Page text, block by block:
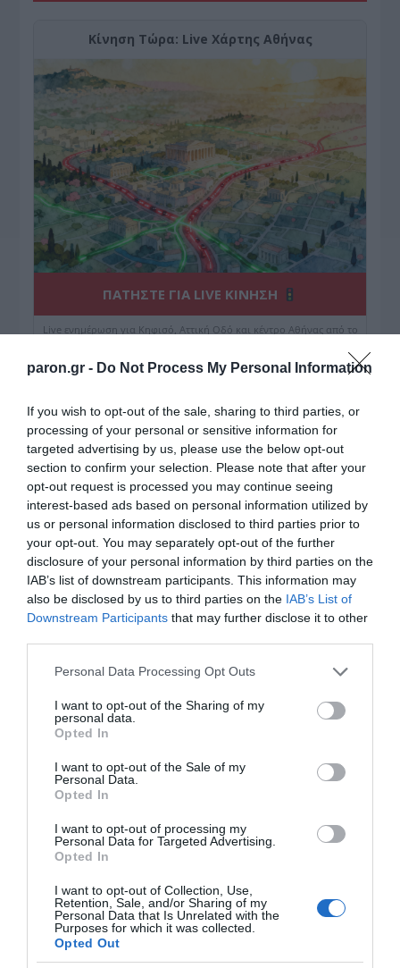
paron.gr - Do Not Process My Personal Information
If you wish to opt-out of the sale, sharing to third parties, or
processing of your personal or sensitive information for
targeted advertising by us, please use the below opt-out
section to confirm your selection. Please note that after your
opt-out request is processed you may continue seeing
interest-based ads based on personal information utilized by
us or personal information disclosed to third parties prior to
your opt-out. You may separately opt-out of the further
disclosure of your personal information by third parties on the
IAB’s list of downstream participants. This information may
also be disclosed by us to third parties on the IAB’s List of
Downstream Participants that may further disclose it to other
Please note that this website/app uses one or more Google
not limited to your visit or usage behaviour. You may click to
grant or deny consent to Google and its third-party tags to
use your data for below specified purposes in below Google
consent section.
Personal Data Processing Opt Outs
I want to opt-out of the Sharing of my
personal data.
Opted In
I want to opt-out of the Sale of my
Personal Data.
Opted In
I want to opt-out of processing my
Personal Data for Targeted Advertising.
Opted In
I want to opt-out of Collection, Use,
Retention, Sale, and/or Sharing of my
Personal Data that Is Unrelated with the
Purposes for which it was collected.
Opted Out
Κίνηση Τώρα: Live Χάρτης Αθήνας
ΠΑΤΗΣΤΕ ΓΙΑ LIVE ΚΙΝΗΣΗ
Live ενημέρωση για Κηφισό, Αττική Οδό και κέντρο Αθήνας από το